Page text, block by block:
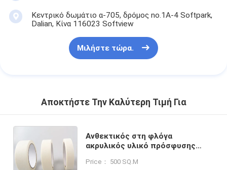
Κεντρικό δωμάτιο α-705, δρόμος no.1A-4 Softpark,
Dalian, Κίνα 116023 Softview
Μιλήστε τώρα.
Αποκτήστε Την Καλύτερη Τιμή Για
Ανθεκτικός στη φλόγα
ακρυλικός υλικό πρόσφυσης
μονωτική ταινία πρόσφυσης
Price： 500 SQ.M